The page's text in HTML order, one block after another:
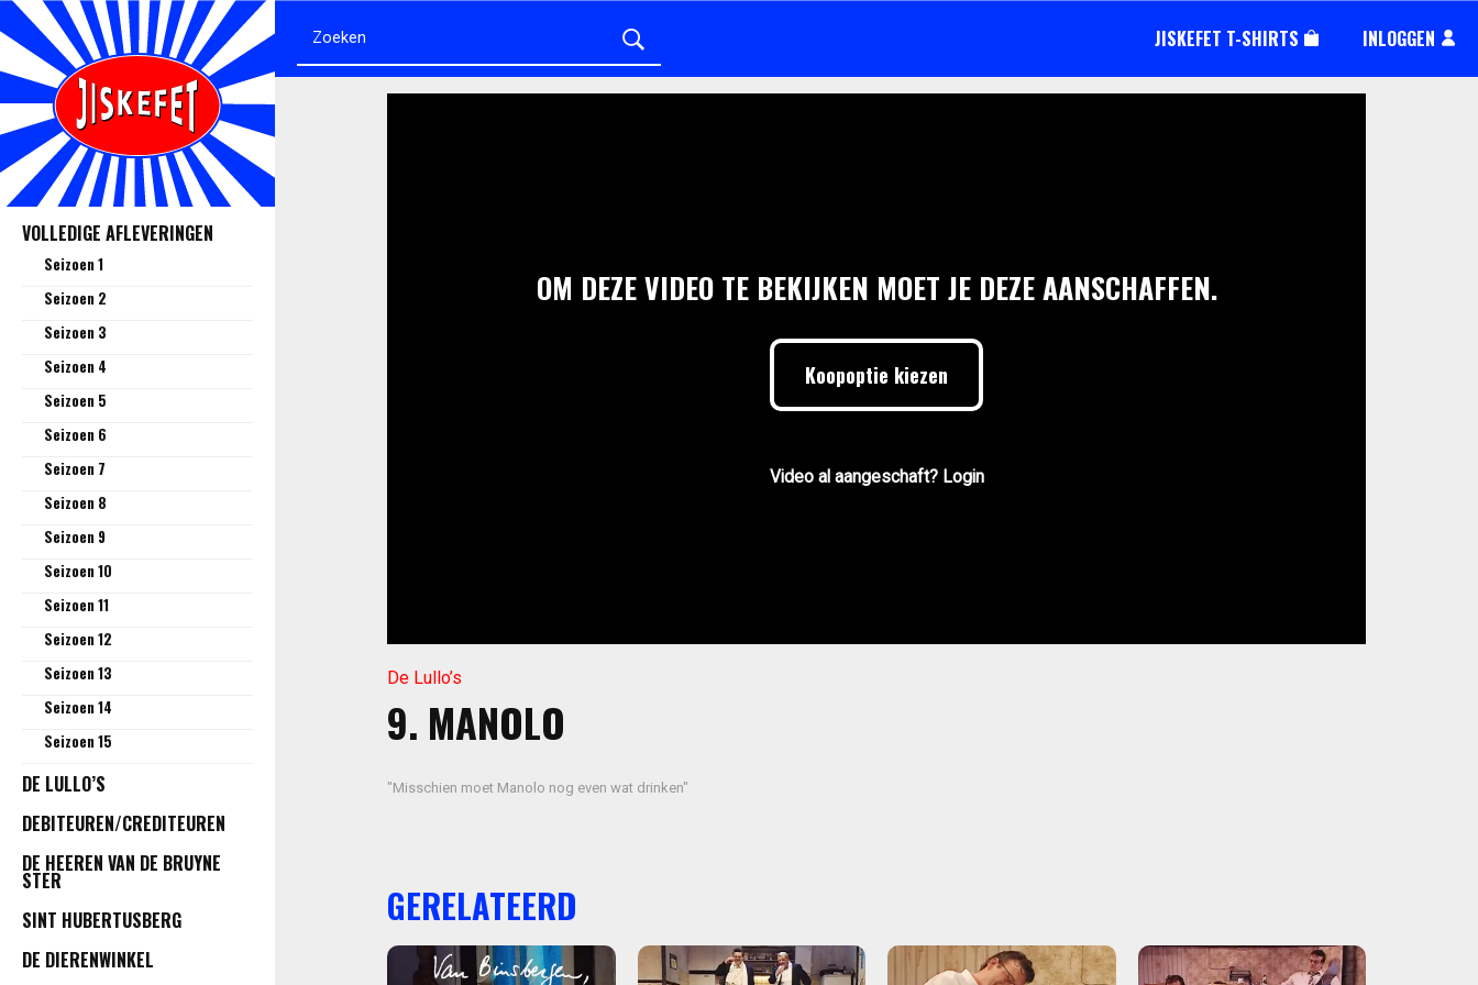
JISKEFET T-SHIRTS INLOGGEN
VOLLEDIGE AFLEVERINGEN
Seizoen 1
Seizoen 2
Seizoen 3
Seizoen 4
Seizoen 5
Seizoen 6
Seizoen 7
Seizoen 8
Seizoen 9
Seizoen 10
Seizoen 11
Seizoen 12
Seizoen 13
Seizoen 14
Seizoen 15
DE LULLO’S
DEBITEUREN/CREDITEUREN
DE HEEREN VAN DE BRUYNE
STER
SINT HUBERTUSBERG
DE DIERENWINKEL
OM DEZE VIDEO TE BEKIJKEN MOET JE DEZE AANSCHAFFEN.
Koopoptie kiezen
Video al aangeschaft? Login
De Lullo’s
9. MANOLO
"Misschien moet Manolo nog even wat drinken"
GERELATEERD